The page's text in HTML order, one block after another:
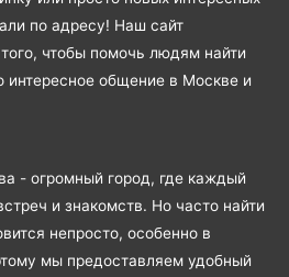
по адресу! Наш сайт
чтобы помочь людям найти
интересное общение в Москве и
- огромный город, где каждый
и знакомств. Но часто найти
непросто, особенно в
мы предоставляем удобный